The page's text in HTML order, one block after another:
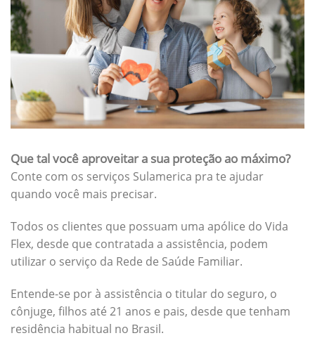
Que tal você aproveitar a sua proteção ao máximo?
Conte com os serviços Sulamerica pra te ajudar
quando você mais precisar.
Todos os clientes que possuam uma apólice do Vida
Flex, desde que contratada a assistência, podem
utilizar o serviço da Rede de Saúde Familiar.
Entende-se por à assistência o titular do seguro, o
cônjuge, filhos até 21 anos e pais, desde que tenham
residência habitual no Brasil.